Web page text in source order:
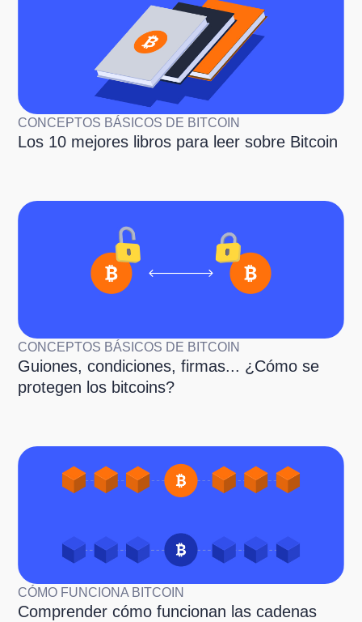
CONCEPTOS BÁSICOS DE BITCOIN
Los 10 mejores libros para leer sobre Bitcoin
CONCEPTOS BÁSICOS DE BITCOIN
Guiones, condiciones, firmas... ¿Cómo se
protegen los bitcoins?
CÓMO FUNCIONA BITCOIN
Comprender cómo funcionan las cadenas